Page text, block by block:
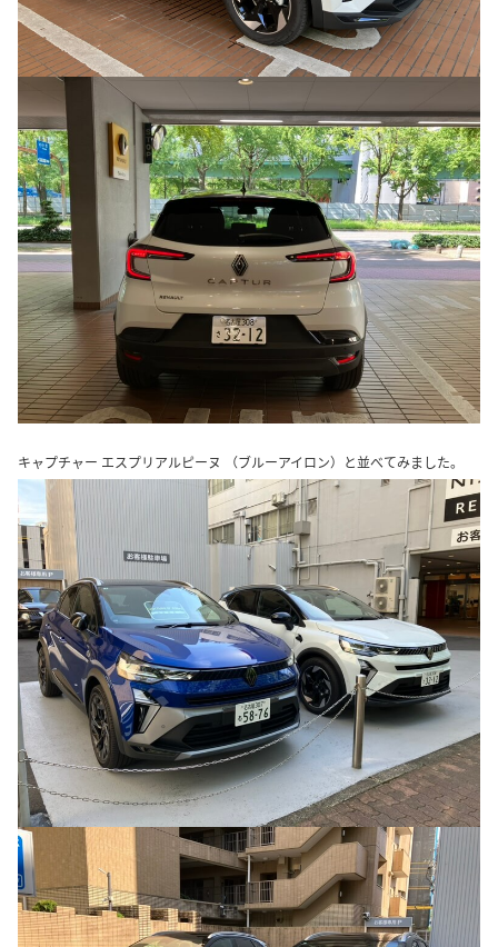
キャプチャー エスプリアルピーヌ （ブルーアイロン）と並べてみました。